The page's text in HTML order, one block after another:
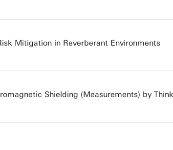
Mitigation in Reverberant Environments
Shielding (Measurements) by